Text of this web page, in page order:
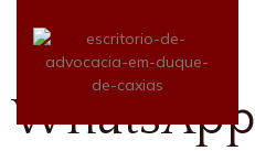
WhatsApp